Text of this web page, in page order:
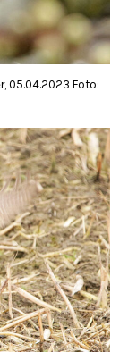
05.04.2023 Foto: